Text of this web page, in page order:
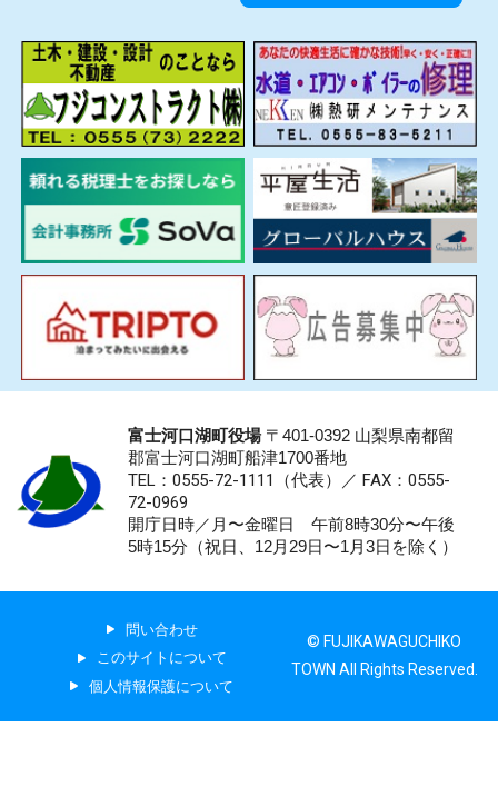
富士河口湖町役場〒401-0392 山梨県南都留
郡富士河口湖町船津1700番地
TEL：0555-72-1111 （代表）／ FAX：0555-
72-0969
開庁日時／月〜金曜日 午前8時30分〜午後
5時15分（祝日、12月29日〜1月3日を除く）
問い合わせ
このサイトについて
個人情報保護について
© FUJIKAWAGUCHIKO
TOWN All Rights Reserved.